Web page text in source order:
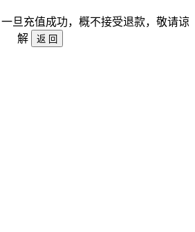
旦充值成功，概不接受退款，敬请谅
解